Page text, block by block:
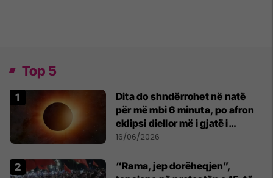
Top 5
Dita do shndërrohet në natë
për më mbi 6 minuta, po afron
eklipsi diellor më i gjatë i
shekullit të 21-të
16/06/2026
“Rama, jep dorëheqjen”,